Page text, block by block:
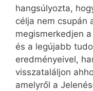
hangsúlyozta,
célja nem csupán
megismerkedjen
és a legújabb
eredményeivel,
visszataláljon
amelyről a